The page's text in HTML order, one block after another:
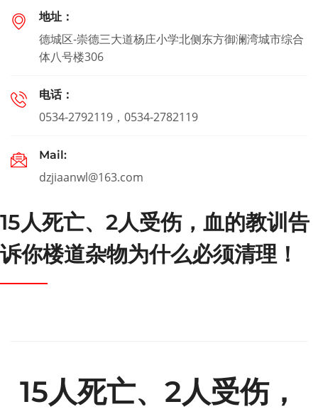
地址：
德城区-崇德三大道杨庄小学北侧东方御澜湾城市综合
体八号楼306
电话：
0534-2792119，0534-2782119
Mail:
dzjiaanwl@163.com
15人死亡、2人受伤，血的教训告
诉你楼道杂物为什么必须清理！
15人死亡、2人受伤，